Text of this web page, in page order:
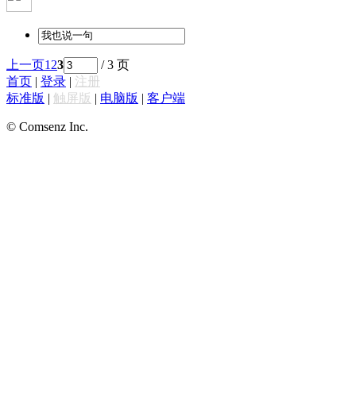
上一页1 23
/ 3 页
首页 | 登录 | 注册
标准版 | 触屏版 | 电脑版 | 客户端
© Comsenz Inc.